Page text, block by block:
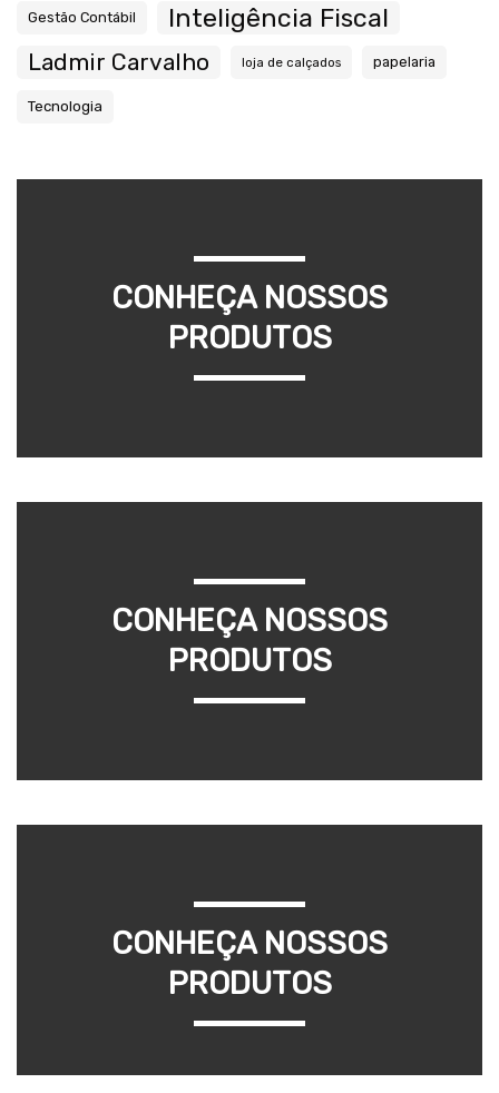
Gestão Contábil Inteligência Fiscal
Ladmir Carvalho loja de calçados papelaria
Tecnologia
CONHEÇA NOSSOS
PRODUTOS
CONHEÇA NOSSOS
PRODUTOS
CONHEÇA NOSSOS
PRODUTOS